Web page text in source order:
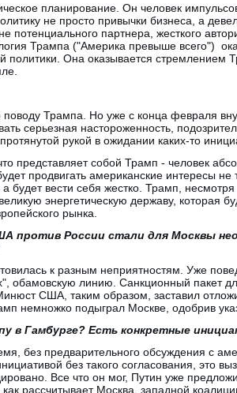
планирование. Он человек
не просто привычки бизнеса, а
партнера, жесткого
Трампа ("Америка превыше всего")
Она оказывается стремлением
Трампа. Но уже с конца февраля
серьезная настороженность,
рукой в ожидании каких-то
представляет собой Трамп - человек
продвигать американские интересы
вести себя жестко. Трамп, несмотря
энергетическую державу, которая
рынка.
против России стали для Москвы
к разным неприятностям. Уже
обамовскую линию. Санкционный пакет
США, таким образом, заставил
немножко подыграл Москве, одобрив
в Гамбурге? Есть конкретные
без предварительного обсуждения с
без такого согласования, это
Все что он мог, Путин уже
рассчитывает Москва, западной